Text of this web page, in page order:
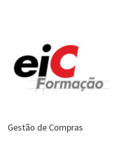
Gestão de Compras